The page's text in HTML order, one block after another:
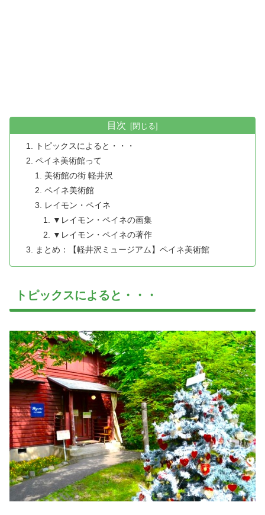
目次
トピックスによると・・・
ペイネ美術館って
美術館の街 軽井沢
ペイネ美術館
レイモン・ペイネ
▼レイモン・ペイネの画集
▼レイモン・ペイネの著作
まとめ：【軽井沢ミュージアム】ペイネ美術館
トピックスによると・・・